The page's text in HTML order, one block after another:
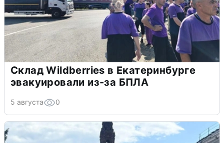
Склад Wildberries в Екатеринбурге
эвакуировали из-за БПЛА
5 августа 0